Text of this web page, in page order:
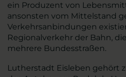
ein Produzent von
ansonsten vom Mittelstand
Verkehrsanbindungen
Regionalverkehr der Bahn,
mehrere Bundesstraßen.
Lutherstadt Eisleben gehört